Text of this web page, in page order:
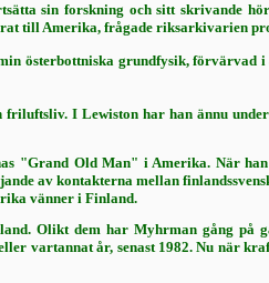
sin forskning och sitt skrivande
till Amerika, frågade riksarkivarien
österbottniska grundfysik,
I Lewiston har han ännu
"Grand Old Man" i Amerika. När
av kontakterna mellan
vän­ner i Finland.
Olikt dem har Myhr­man gång på
vart­annat år, senast 1982. Nu när